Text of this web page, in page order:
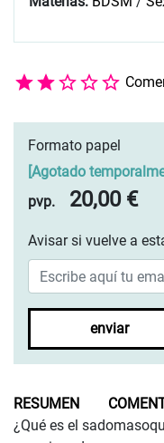
Formato papel
Agotado
pvp.
20,00 €
Avisar si vuelve a
enviar
RESUMEN
¿Qué es el